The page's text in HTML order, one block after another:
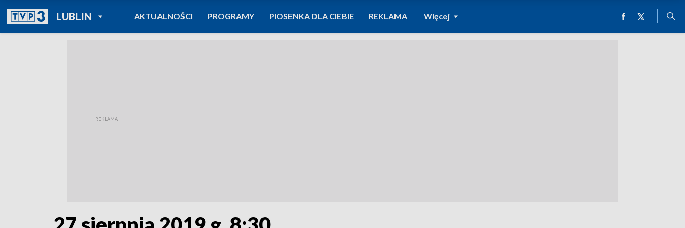
LUBLINPOWRÓT DO
TVP REGIONY
AKTUALNOŚCI PROGRAMY PIOSENKA DLA CIEBIE REKLAMA Więcej